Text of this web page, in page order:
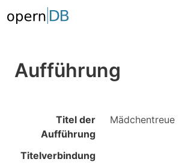
Aufführung
Titel der
Aufführung
Mädchentreue
Titelverbindung